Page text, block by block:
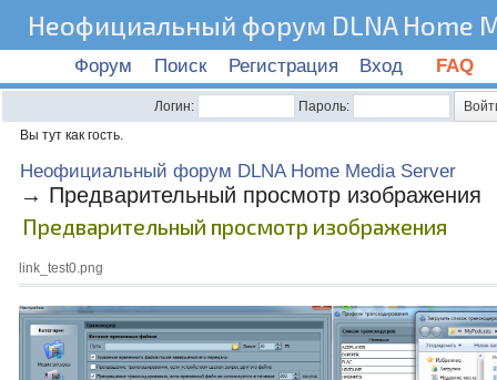
Неофициальный форум DLNA Home
Форум Поиск Регистрация Вход FAQ
Логин:
Пароль:
Вы тут как гость.
Неофициальный форум DLNA Home Media Server
→ Предварительный просмотр изображения
Предварительный просмотр изображения
link_test0.png